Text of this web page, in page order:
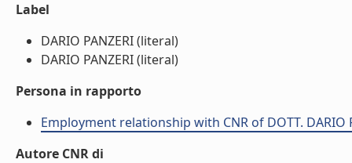
Label
DARIO PANZERI (literal)
DARIO PANZERI (literal)
Persona in rapporto
Employment relationship with CNR of DOTT. DARIO
Autore CNR di